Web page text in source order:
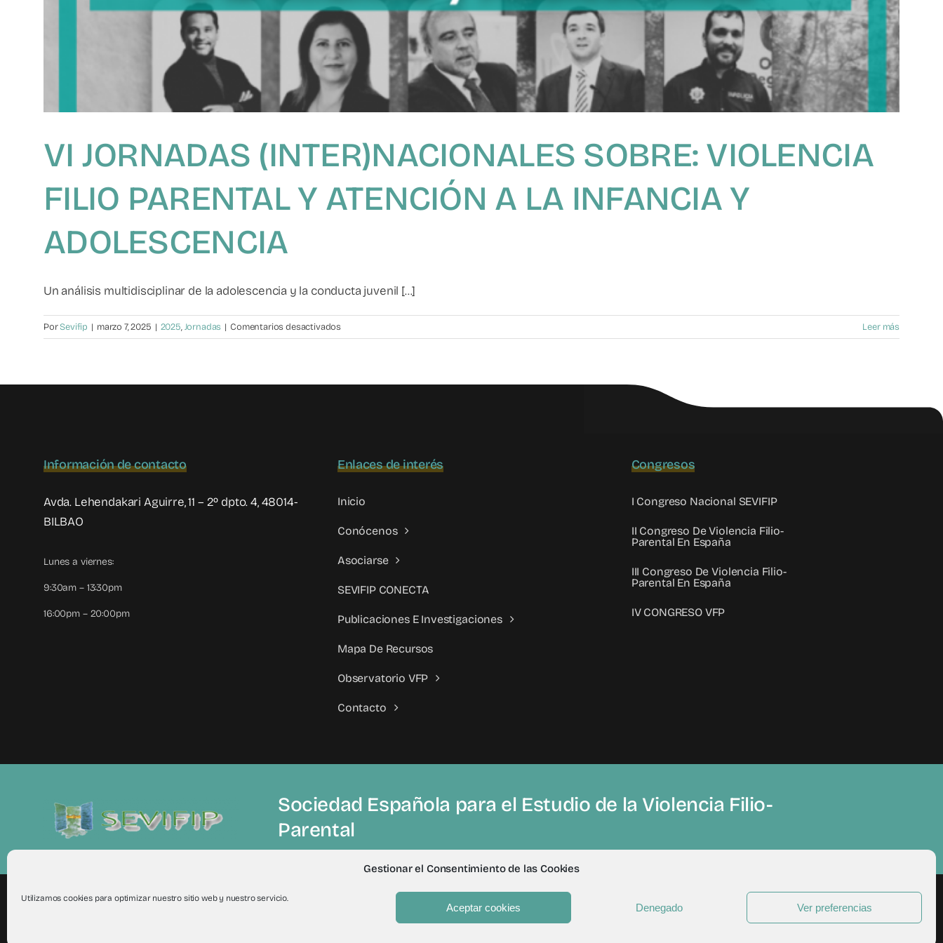
Gestionar el Consentimiento de las Cookies
Utilizamos cookies para optimizar nuestro sitio web y nuestro servicio.
Aceptar cookies Denegado Ver preferencias
VI JORNADAS (INTER)NACIONALES SOBRE: VIOLENCIA
FILIO PARENTAL Y ATENCIÓN A LA INFANCIA Y
ADOLESCENCIA
Un análisis multidisciplinar de la adolescencia y la conducta juvenil [...]
PorSevifip | marzo 7, 2025 | 2025,Jornadas | Comentarios desactivadosen
VI
SOBRE:
ATENCIÓN
LA
Y
Leer más
Información de contacto
Avda. Lehendakari Aguirre, 11 – 2º dpto. 4, 48014-
BILBAO
Lunes a viernes:
9:30am – 13:30pm
16:00pm – 20:00pm
Enlaces de interés
Inicio
Conócenos
Asociarse
SEVIFIP CONECTA
Publicaciones E Investigaciones
Mapa De Recursos
Observatorio VFP
Contacto
Congresos
I Congreso Nacional SEVIFIP
II Congreso De Violencia Filio-
Parental En España
III Congreso De Violencia Filio-
Parental En España
IV CONGRESO VFP
Sociedad Española para el Estudio de la Violencia Filio-
Parental